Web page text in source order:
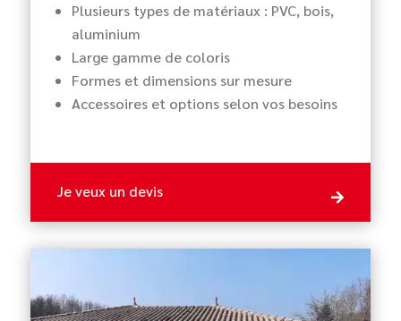
Plusieurs types de matériaux : PVC, bois,
aluminium
Large gamme de coloris
Formes et dimensions sur mesure
Accessoires et options selon vos besoins
Je veux un devis 